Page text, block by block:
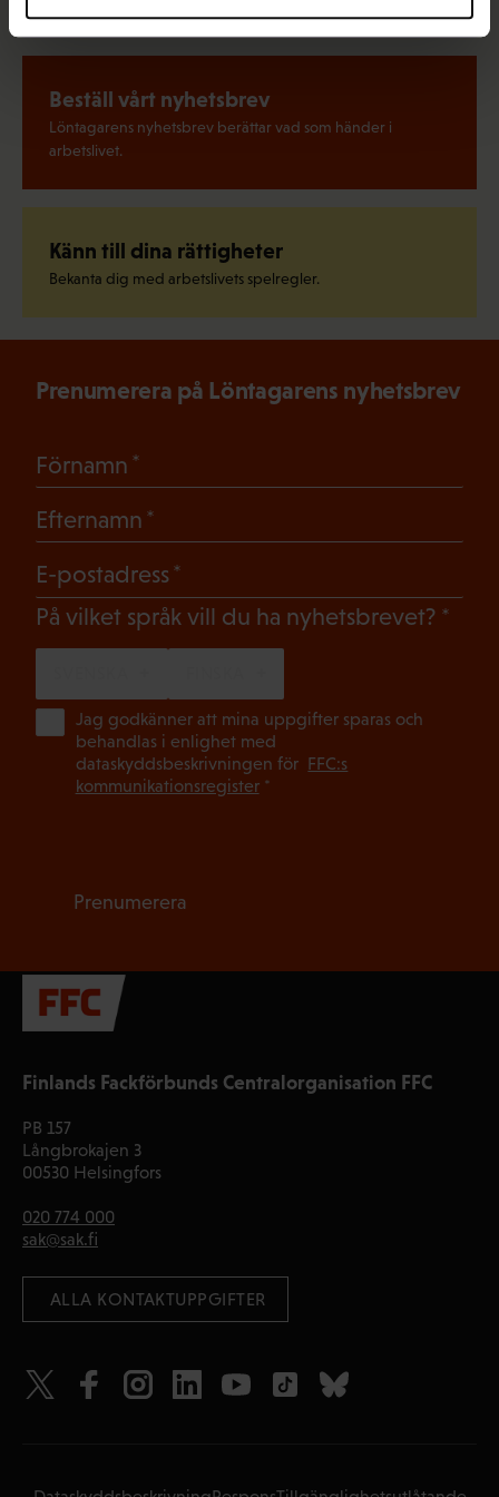
Beställ vårt nyhetsbrev
Löntagarens nyhetsbrev berättar vad som händer i
arbetslivet.
Känn till dina rättigheter
Bekanta dig med arbetslivets spelregler.
Finlands Fackförbunds Centralorganisation FFC
PB 157
Långbrokajen 3
00530 Helsingfors
020 774 000
sak@sak.fi
ALLA KONTAKTUPPGIFTER
Prenumerera på Löntagarens nyhetsbrev
Förnamn
Efternamn
E-postadress
På vilket språk vill du ha nyhetsbrevet?
Jag godkänner att mina uppgifter sparas och
behandlas i enlighet med
dataskyddsbeskrivningen för FFC:s
kommunikationsregister*
Prenumerera